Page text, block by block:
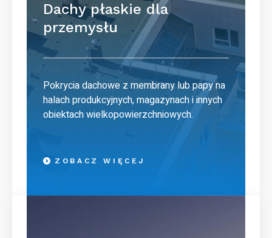
Dachy płaskie dla
przemysłu
Pokrycia dachowe z membrany lub papy na
halach produkcyjnych, magazynach i innych
obiektach wielkopowierzchniowych.
ZOBACZ WIĘCEJ